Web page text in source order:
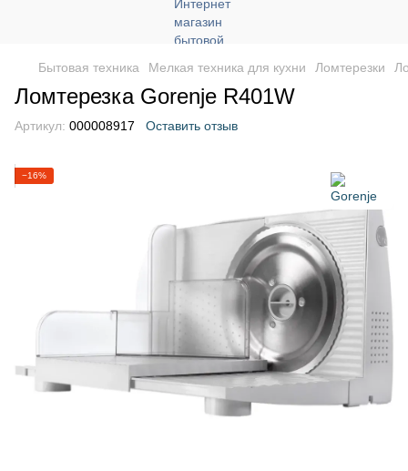
Бытовая техника Мелкая техника для кухни Ломтерезки
Ломтерезка Gorenje R401W
Артикул: 000008917 Оставить отзыв
−16%